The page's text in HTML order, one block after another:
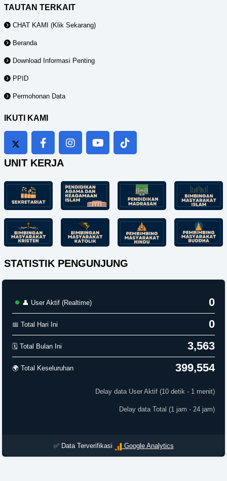
TAUTAN TERKAIT
CHAT KAMI (Klik Sekarang)
Beranda
Download Informasi Penting
PPID
Permohonan Data
IKUTI KAMI
UNIT KERJA
STATISTIK PENGUNJUNG
👤 User Aktif (Realtime) 0
📅 Total Hari Ini 0
🗓️ Total Bulan Ini 3,563
🌍 Total Keseluruhan 399,554
Delay data User Aktif (10 detik - 1 menit)
Delay data Total (1 jam - 24 jam)
✅ Data Terverifikasi Google Analytics